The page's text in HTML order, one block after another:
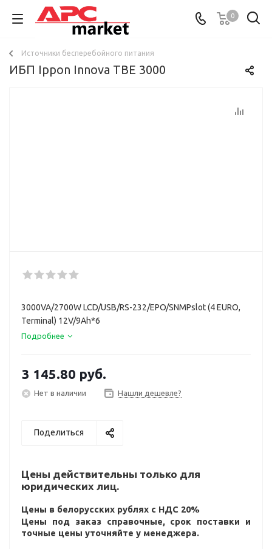
0
Источники бесперебойного питания
ИБП Ippon Innova TBE 3000
3000VA/2700W LCD/USB/RS-232/EPO/SNMPslot (4 EURO,
Terminal) 12V/9Ah*6
Подробнее
3 145.80 руб.
Нет в наличии Нашли дешевле?
Поделиться
Цены действительны только для
юридических лиц.
Цены в белорусских рублях с НДС 20%
Цены под заказ справочные, срок поставки и
точные цены уточняйте у менеджера.